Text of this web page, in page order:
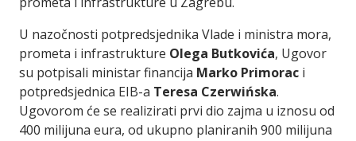
U nazočnosti potpredsjednika Vlade i ministra mora,
prometa i infrastrukture Olega Butkovića, Ugovor
su potpisali ministar financija Marko Primorac i
potpredsjednica EIB-a Teresa Czerwińska.
Ugovorom će se realizirati prvi dio zajma u iznosu od
400 milijuna eura, od ukupno planiranih 900 milijuna